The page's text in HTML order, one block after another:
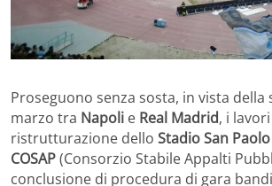
Proseguono senza sosta, in vista
marzo tra Napoli e Real Madrid, i
ristrutturazione dello Stadio San Paolo
COSAP(Consorzio Stabile Appalti
conclusione di procedura di gara